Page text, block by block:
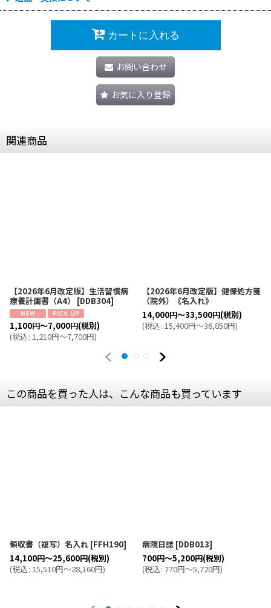
カートに入れる
お問い合わせ
お気に入り登録
関連商品
【2026年6月改定版】生活習慣病
療養計画書（A4）
[DDB304]
1,100円～7,000円(税別)
(税込: 1,210円～7,700円)
【2026年6月改定版】健保処方箋
（院外）《名入れ》
14,000円～33,500円(税別)
(税込: 15,400円～36,850円)
この商品を買った人は、こんな商品も買っています
領収書（複写）名入れ [FFH190]
14,100円～25,600円(税別)
(税込: 15,510円～28,160円)
病院日誌 [DDB013]
700円～5,200円(税別)
(税込: 770円～5,720円)